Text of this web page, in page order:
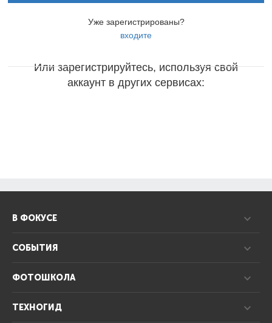
Уже зарегистрированы?
входите
Или зарегистрируйтесь, используя свой
аккаунт в других сервисах:
В ФОКУСЕ
СОБЫТИЯ
ФОТОШКОЛА
ТЕХНОГИД